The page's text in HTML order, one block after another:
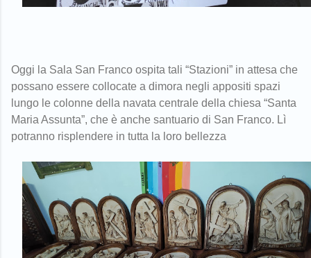
Oggi la Sala San Franco ospita tali “Stazioni” in attesa che
possano essere collocate a dimora negli appositi spazi
lungo le colonne della navata centrale della chiesa “Santa
Maria Assunta”, che è anche santuario di San Franco. Lì
potranno risplendere in tutta la loro bellezza